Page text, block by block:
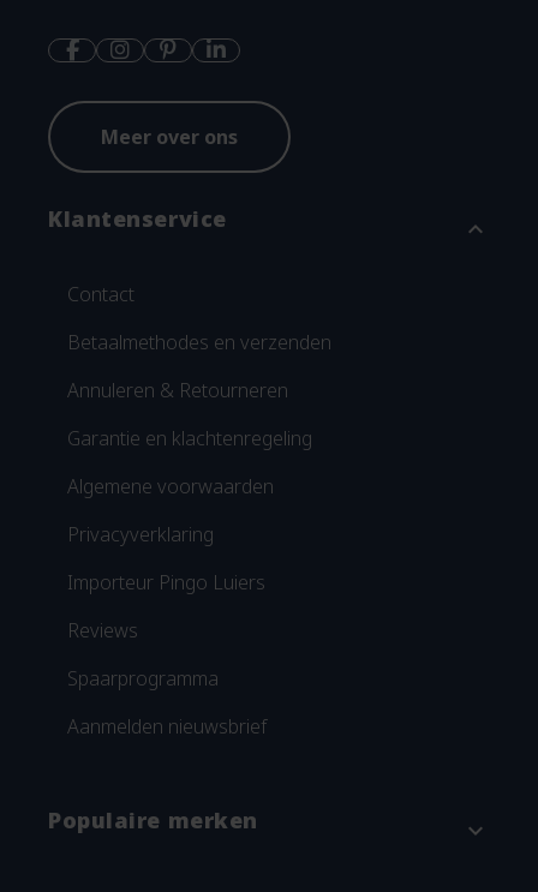
Meer over ons
Klantenservice expand_more
Contact
Betaalmethodes en verzenden
Annuleren & Retourneren
Garantie en klachtenregeling
Algemene voorwaarden
Privacyverklaring
Importeur Pingo Luiers
Reviews
Spaarprogramma
Aanmelden nieuwsbrief
Populaire merken expand_more